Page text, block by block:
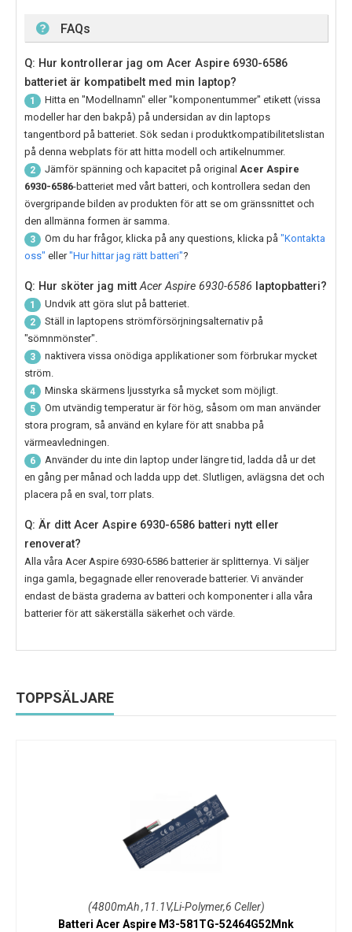
FAQs
Q: Hur kontrollerar jag om Acer Aspire 6930-6586
batteriet är kompatibelt med min laptop?
1
Hitta en "Modellnamn" eller "komponentummer" etikett (vissa
modeller har den bakpå) på undersidan av din laptops
tangentbord på batteriet. Sök sedan i produktkompatibilitetslistan
på denna webplats för att hitta modell och artikelnummer.
2 Jämför spänning och kapacitet på original Acer Aspire
6930-6586-batteriet med vårt batteri, och kontrollera sedan den
övergripande bilden av produkten för att se om gränssnittet och
den allmänna formen är samma.
3 Om du har frågor, klicka på any questions, klicka på "Kontakta
oss" eller"Hur hittar jag rätt batteri"?
Q: Hur sköter jag mittAcer Aspire 6930-6586 laptopbatteri?
1 Undvik att göra slut på batteriet.
2
Ställ in laptopens strömförsörjningsalternativ på
"sömnmönster".
3
naktivera vissa onödiga applikationer som förbrukar mycket
ström.
4 Minska skärmens ljusstyrka så mycket som möjligt.
5
Om utvändig temperatur är för hög, såsom om man använder
stora program, så använd en kylare för att snabba på
värmeavledningen.
6
Använder du inte din laptop under längre tid, ladda då ur det
en gång per månad och ladda upp det. Slutligen, avlägsna det och
placera på en sval, torr plats.
Q: Är ditt Acer Aspire 6930-6586 batteri nytt eller
renoverat?
Alla våra Acer Aspire 6930-6586 batterier är splitternya. Vi säljer
inga gamla, begagnade eller renoverade batterier. Vi använder
endast de bästa graderna av batteri och komponenter i alla våra
batterier för att säkerställa säkerhet och värde.
TOPPSÄLJARE
(4800mAh ,11.1V,Li-Polymer,6 Celler)
Batteri Acer Aspire M3-581TG-52464G52Mnk